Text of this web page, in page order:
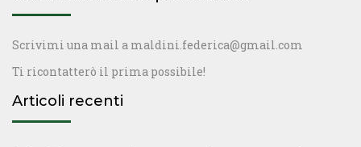
Scrivimi una mail a maldini.federica@gmail.com
Ti ricontatterò il prima possibile!
Articoli recenti